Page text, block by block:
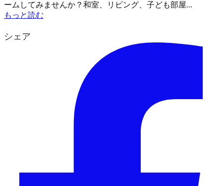
ームしてみませんか？和室、リビング、子ども部屋...
もっと読む
シェア